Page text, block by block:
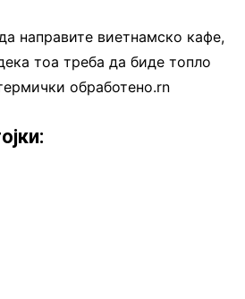
направите виетнамско кафе,
тоа треба да биде топло
обработено.rn